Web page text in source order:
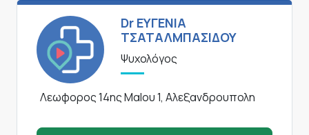
Dr ΕΥΓΕΝΙΑ
ΤΣΑΤΑΛΜΠΑΣΙΔΟΥ
Ψυχολόγος
Λεωφορος 14ης ΜαΙου 1, Αλεξανδρουπολη